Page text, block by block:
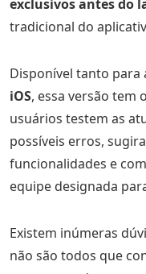
exclusivos antes do
tradicional do
Disponível tanto para
iOS, essa versão tem
usuários testem as
possíveis erros,
funcionalidades e
equipe designada
Existem inúmeras
não são todos que